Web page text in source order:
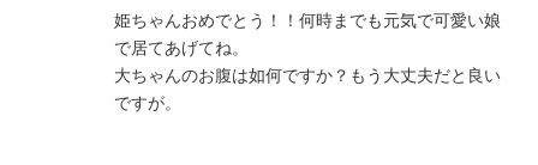
姫ちゃんおめでとう！！何時までも元気で可愛い娘
で居てあげてね。
大ちゃんのお腹は如何ですか？もう大丈夫だと良い
ですが。